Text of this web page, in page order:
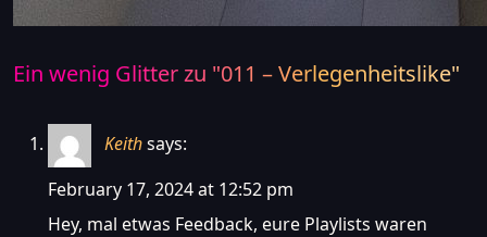
Ein wenig Glitter zu "011 – Verlegenheitslike"
Keithsays:
February 17, 2024 at 12:52 pm
Hey, mal etwas Feedback, eure Playlists waren